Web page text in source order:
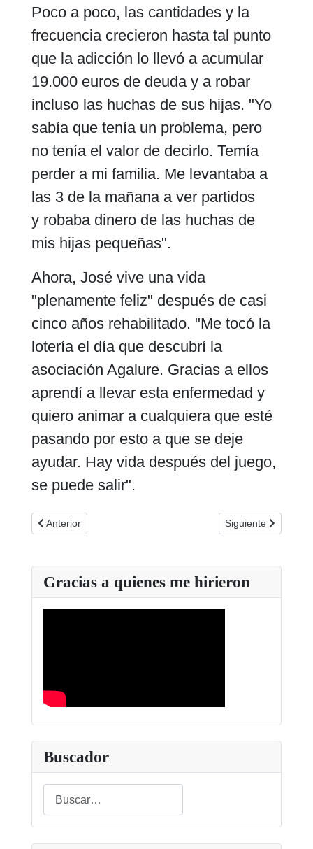
Poco a poco, las cantidades y la
frecuencia crecieron hasta tal punto
que la adicción lo llevó a acumular
19.000 euros de deuda y a robar
incluso las huchas de sus hijas. "Yo
sabía que tenía un problema, pero
no tenía el valor de decirlo. Temía
perder a mi familia. Me levantaba a
las 3 de la mañana a ver partidos
y robaba dinero de las huchas de
mis hijas pequeñas".
Ahora, José vive una vida
"plenamente feliz" después de casi
cinco años rehabilitado. "Me tocó la
lotería el día que descubrí la
asociación Agalure. Gracias a ellos
aprendí a llevar esta enfermedad y
quiero animar a cualquiera que esté
pasando por esto a que se deje
ayudar. Hay vida después del juego,
se puede salir".
Artículo anterior: 29 de Octubre Día Sin Juego de Azar 2025
Anterior Artículo siguiente:
Siguiente
Gracias a quienes me hirieron
Buscador
Buscar
Type 2 or more characters for results.